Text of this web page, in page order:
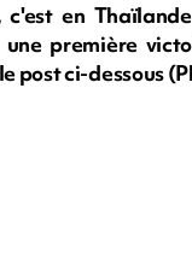
c'est en
première
post ci-dessous